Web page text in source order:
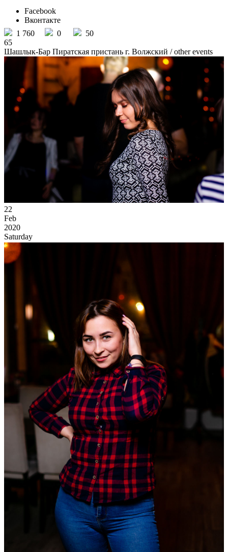
Facebook
Вконтакте
1 760
0
50
65
Шашлык-Бар Пиратская пристань г. Волжский / other events
22
Feb
2020
Saturday
Полундра! Суббота!
1 047
×
Ссылка на отбор фото